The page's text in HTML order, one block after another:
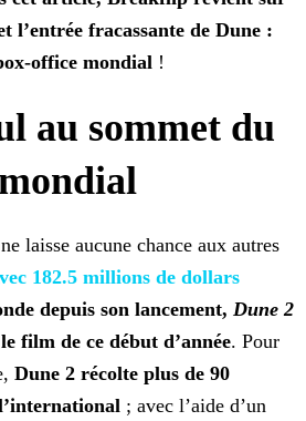
l’entrée fracassante de Dune :
office mondial !
au sommet du
ne laisse aucune chance aux autres
182.5 millions de dollars
depuis son lancement, Dune 2
film de ce début d’année. Pour
Dune 2 récolte plus de 90
; avec l’aide d’un